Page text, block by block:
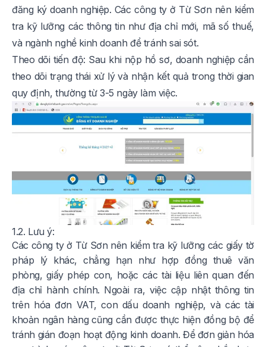
đăng ký doanh nghiệp. Các công ty ở Từ Sơn nên kiểm
tra kỹ lưỡng các thông tin như địa chỉ mới, mã số thuế,
và ngành nghề kinh doanh để tránh sai sót.
Theo dõi tiến độ: Sau khi nộp hồ sơ, doanh nghiệp cần
theo dõi trạng thái xử lý và nhận kết quả trong thời gian
quy định, thường từ 3-5 ngày làm việc.
1.2. Lưu ý:
Các công ty ở Từ Sơn nên kiểm tra kỹ lưỡng các giấy tờ
pháp lý khác, chẳng hạn như hợp đồng thuê văn
phòng, giấy phép con, hoặc các tài liệu liên quan đến
địa chỉ hành chính. Ngoài ra, việc cập nhật thông tin
trên hóa đơn VAT, con dấu doanh nghiệp, và các tài
khoản ngân hàng cũng cần được thực hiện đồng bộ để
tránh gián đoạn hoạt động kinh doanh. Để đơn giản hóa